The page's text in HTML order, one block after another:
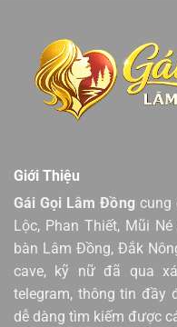
Giới Thiệu
Gái Gọi Lâm Đồng cung
Lộc, Phan Thiết, Mũi
bàn Lâm Đồng, Đắk
cave, kỹ nữ đã qua
telegram, thông tin đầy
dễ dàng tìm kiếm được